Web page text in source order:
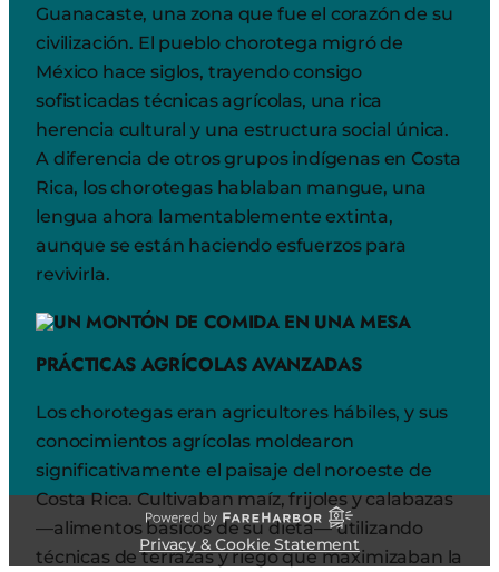
Guanacaste, una zona que fue el corazón de su
civilización. El pueblo chorotega migró de
México hace siglos, trayendo consigo
sofisticadas técnicas agrícolas, una rica
herencia cultural y una estructura social única.
A diferencia de otros grupos indígenas en Costa
Rica, los chorotegas hablaban mangue, una
lengua ahora lamentablemente extinta,
aunque se están haciendo esfuerzos para
revivirla.
PRÁCTICAS AGRÍCOLAS AVANZADAS
Los chorotegas eran agricultores hábiles, y sus
conocimientos agrícolas moldearon
significativamente el paisaje del noroeste de
Costa Rica. Cultivaban maíz, frijoles y calabazas
—alimentos básicos de su dieta— utilizando
técnicas de terrazas y riego que maximizaban la
Privacy & Cookie Statement